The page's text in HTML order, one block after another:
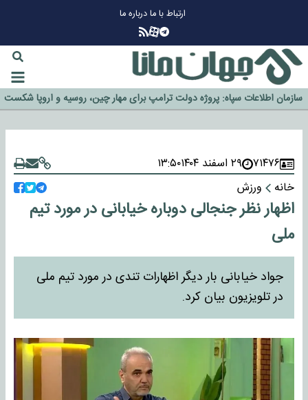
ارتباط با مادرباره ما
گزینه جدایی اوسمار روی میز مدیران پرسپولیس
آیا رئیس جمهور آمریکا قانون را دور می‌زند؟
اخراج رسمی چهره نامدار از پرسپولیس
سازمان اطلاعات سپاه: پروژه دولت ترامپ برای مهار چین، روسیه و اروپا شکست
خورد
۷۱۴۷۶ ۲۹ اسفند ۱۴۰۴
۱۳:۵۰
خانه
ورزش
اظهار نظر جنجالی دوباره خیابانی در مورد تیم
ملی
جواد خیابانی بار دیگر اظهارات تندی در مورد تیم ملی
در تلویزیون بیان کرد.